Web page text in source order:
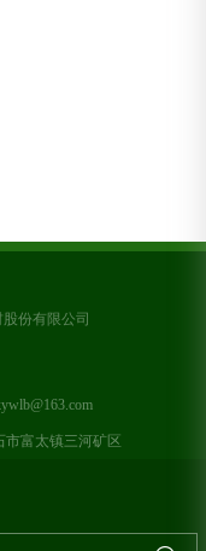
份有限公司
富太镇三河矿区